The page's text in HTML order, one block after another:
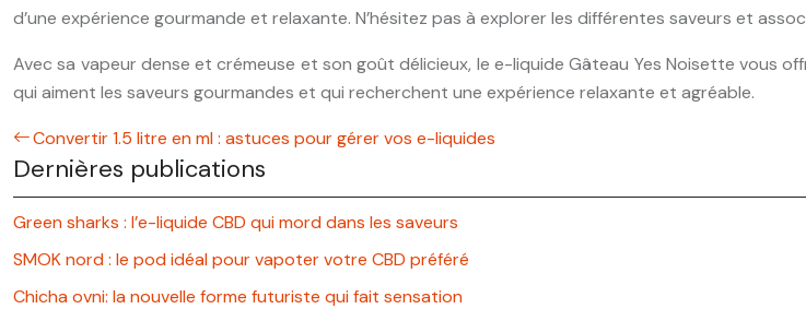
d’une expérience gourmande et relaxante. N’hésitez pas à explorer les différentes saveurs et
Avec sa vapeur dense et crémeuse et son goût délicieux, le e-liquide Gâteau Yes Noisette vous
qui aiment les saveurs gourmandes et qui recherchent une expérience relaxante et agréable.
Convertir 1.5 litre en ml : astuces pour gérer vos e-liquides
Dernières publications
Green sharks : l’e-liquide CBD qui mord dans les saveurs
SMOK nord : le pod idéal pour vapoter votre CBD préféré
Chicha ovni: la nouvelle forme futuriste qui fait sensation